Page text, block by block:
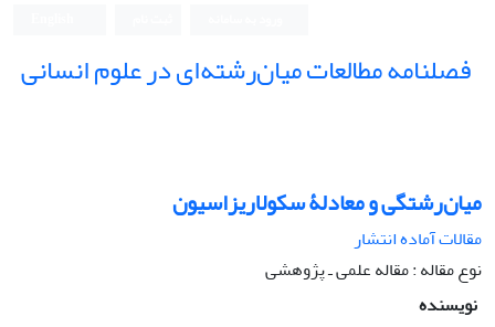
فصلنامه مطالعات میان‌رشته‌ای در علوم انسانی
میان‌رشتگی و معادلۀ سکولاریزاسیون
مقالات آماده انتشار
نوع مقاله : مقاله علمی ـ پژوهشی
نویسنده